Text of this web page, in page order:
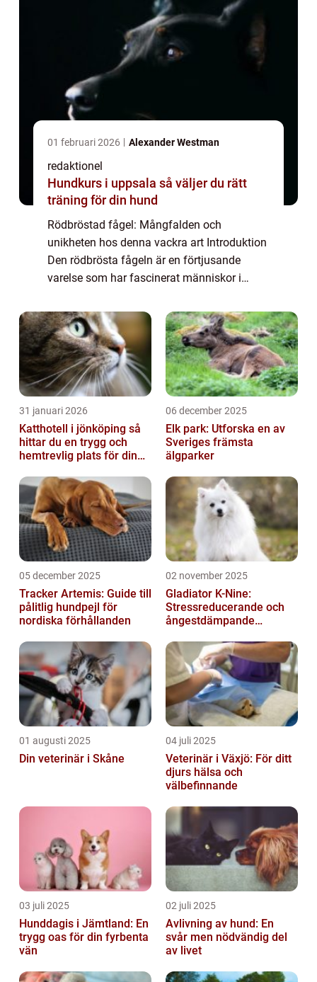
01 februari 2026 Alexander Westman
redaktionel
Hundkurs i uppsala så väljer du rätt
träning för din hund
Rödbröstad fågel: Mångfalden och
unikheten hos denna vackra art Introduktion
Den rödbrösta fågeln är en förtjusande
varelse som har fascinerat människor i
djupgående och högkvalitativ översikt över
denna fåge...
31 januari 2026
Katthotell i jönköping så
hittar du en trygg och
hemtrevlig plats för din
06 december 2025
Elk park: Utforska en av
Sveriges främsta
älgparker
05 december 2025
Tracker Artemis: Guide till
pålitlig hundpejl för
nordiska förhållanden
02 november 2025
Gladiator K-Nine:
Stressreducerande och
ångestdämpande
01 augusti 2025
Din veterinär i Skåne
04 juli 2025
Veterinär i Växjö: För ditt
djurs hälsa och
välbefinnande
03 juli 2025
Hunddagis i Jämtland: En
trygg oas för din fyrbenta
vän
02 juli 2025
Avlivning av hund: En
svår men nödvändig del
av livet